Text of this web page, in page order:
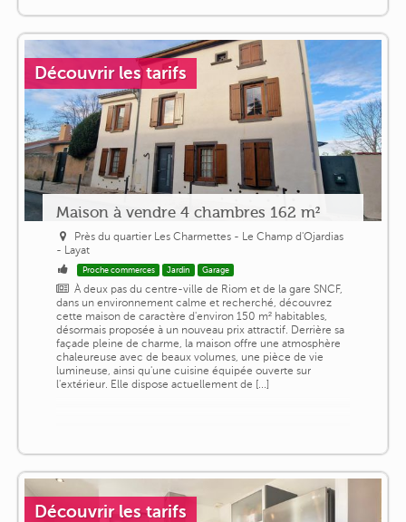
Découvrir les tarifs
Maison à vendre 4 chambres 162 m²
Près du quartier Les Charmettes - Le Champ d'Ojardias
- Layat
Proche commerces Jardin Garage
À deux pas du centre-ville de Riom et de la gare SNCF,
dans un environnement calme et recherché, découvrez
cette maison de caractère d'environ 150 m² habitables,
désormais proposée à un nouveau prix attractif. Derrière sa
façade pleine de charme, la maison offre une atmosphère
chaleureuse avec de beaux volumes, une pièce de vie
lumineuse, ainsi qu'une cuisine équipée ouverte sur
l'extérieur. Elle dispose actuellement de [...]
Découvrir les tarifs